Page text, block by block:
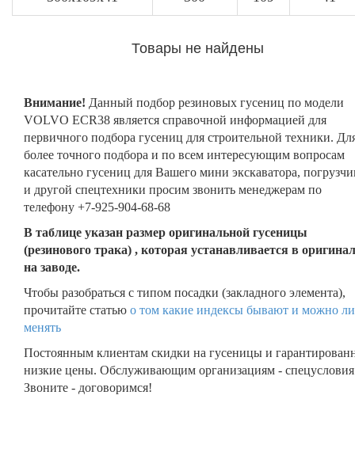
Товары не найдены
Внимание! Данный подбор резиновых гусениц по модели
VOLVO ECR38 является справочной информацией для
первичного подбора гусениц для строительной техники.
более точного подбора и по всем интересующим вопросам
касательно гусениц для Вашего мини экскаватора,
и другой спецтехники просим звонить менеджерам по
телефону +7-925-904-68-68
В таблице указан размер оригинальной гусеницы
(резинового трака) , которая устанавливается в
на заводе.
Чтобы разобраться с типом посадки (закладного элемента),
прочитайте статью о том какие индексы бывают и можно
менять
Постоянным клиентам скидки на гусеницы и
низкие цены. Обслуживающим организациям -
Звоните - договоримся!